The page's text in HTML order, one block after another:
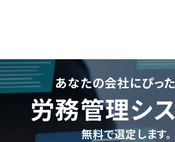
あなたの会社にぴっ
労務管理シ
無料で選定します。